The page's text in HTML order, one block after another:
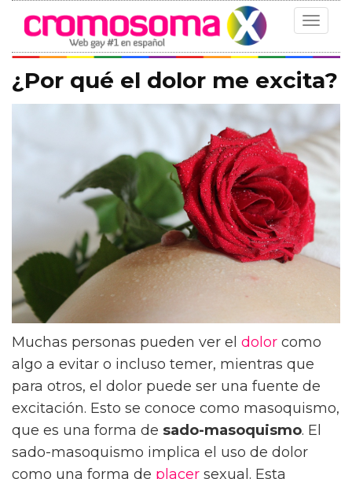
Toggle
¿Por qué el dolor me excita?
Muchas personas pueden ver el dolor como
algo a evitar o incluso temer, mientras que
para otros, el dolor puede ser una fuente de
excitación. Esto se conoce como masoquismo,
que es una forma de sado-masoquismo. El
sado-masoquismo implica el uso de dolor
como una forma de placer sexual. Esta